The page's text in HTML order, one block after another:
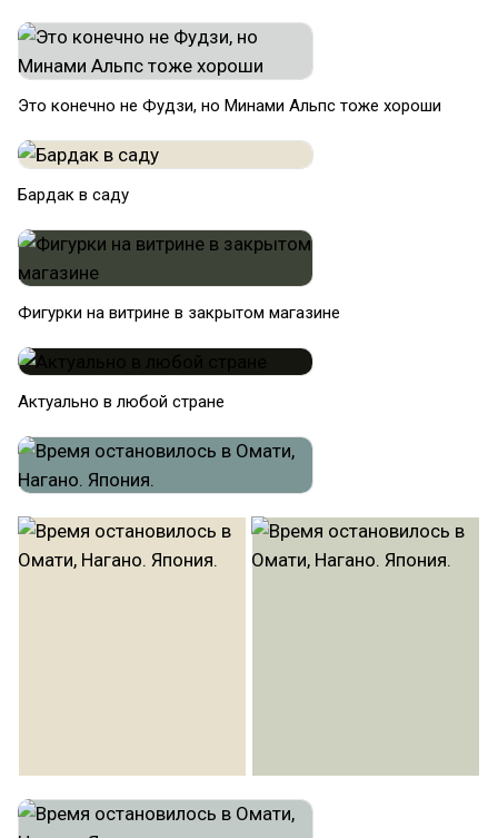
Это конечно не Фудзи, но Минами Альпс тоже хороши
Бардак в саду
Фигурки на витрине в закрытом магазине
Актуально в любой стране